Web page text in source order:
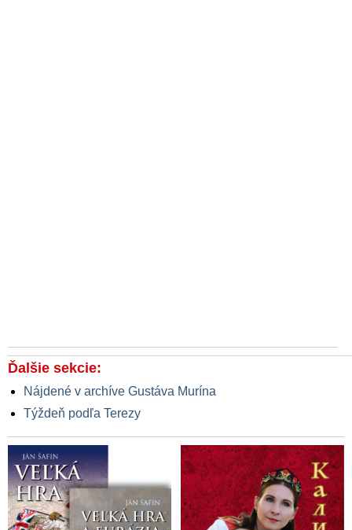
Ďalšie sekcie:
Nájdené v archíve Gustáva Murína
Týždeň podľa Terezy